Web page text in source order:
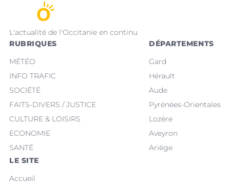
L'actualité de l'Occitanie en continu
RUBRIQUES
MÉTÉO
INFO TRAFIC
SOCIÉTÉ
FAITS-DIVERS / JUSTICE
CULTURE & LOISIRS
ECONOMIE
SANTÉ
DÉPARTEMENTS
Gard
Hérault
Aude
Pyrénées-Orientales
Lozère
Aveyron
Ariège
LE SITE
Accueil